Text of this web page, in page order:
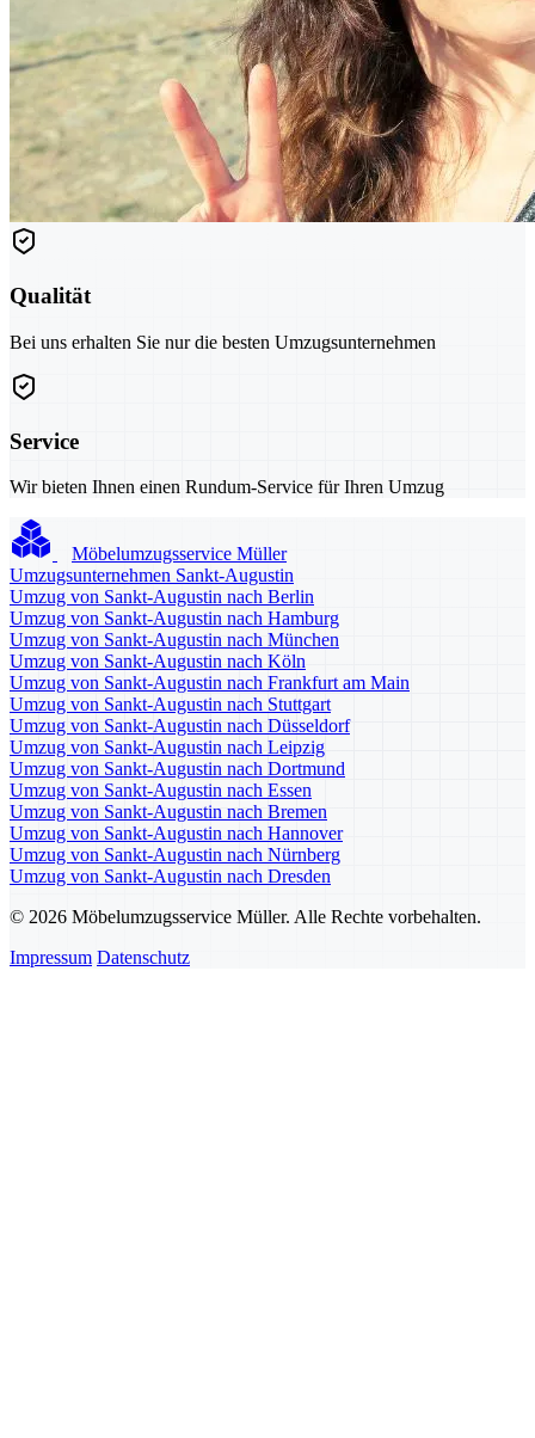
Qualität
Bei uns erhalten Sie nur die besten Umzugsunternehmen
Service
Wir bieten Ihnen einen Rundum-Service für Ihren Umzug
Möbelumzugsservice Müller
Umzugsunternehmen Sankt-Augustin
Umzug von Sankt-Augustin nach Berlin
Umzug von Sankt-Augustin nach Hamburg
Umzug von Sankt-Augustin nach München
Umzug von Sankt-Augustin nach Köln
Umzug von Sankt-Augustin nach Frankfurt am Main
Umzug von Sankt-Augustin nach Stuttgart
Umzug von Sankt-Augustin nach Düsseldorf
Umzug von Sankt-Augustin nach Leipzig
Umzug von Sankt-Augustin nach Dortmund
Umzug von Sankt-Augustin nach Essen
Umzug von Sankt-Augustin nach Bremen
Umzug von Sankt-Augustin nach Hannover
Umzug von Sankt-Augustin nach Nürnberg
Umzug von Sankt-Augustin nach Dresden
© 2026 Möbelumzugsservice Müller. Alle Rechte vorbehalten.
Impressum Datenschutz